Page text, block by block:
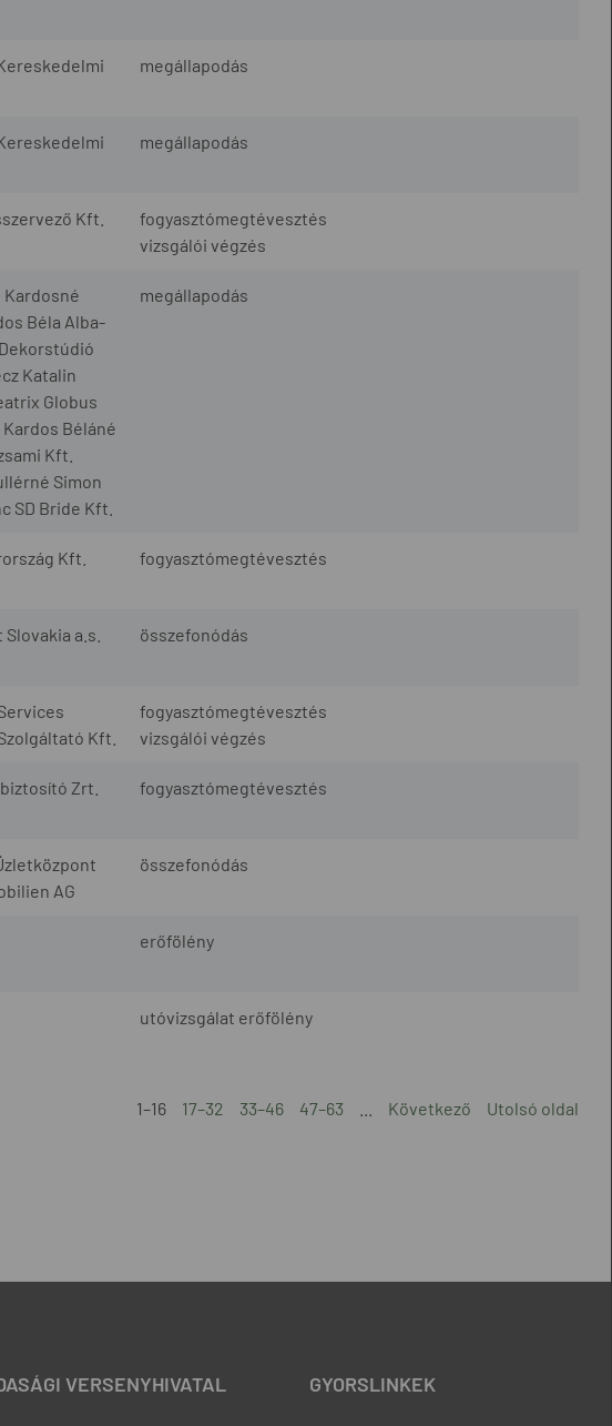
megállapodás
megállapodás
Kft.
fogyasztómegtévesztés
vizsgálói végzés
Béla Alba-
Katalin
Globus
Béláné
Kft.
Simon
SD Bride Kft.
megállapodás
Kft. fogyasztómegtévesztés
a.s. összefonódás
Kft.
fogyasztómegtévesztés
vizsgálói végzés
Zrt. fogyasztómegtévesztés
AG
összefonódás
erőfölény
utóvizsgálat erőfölény
1–16 17–32 33–46 47–63 Következő Utolsó oldal
VERSENYHIVATAL GYORSLINKEK